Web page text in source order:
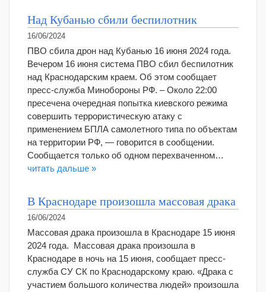
Над Кубанью сбили беспилотник
16/06/2024
ПВО сбила дрон над Кубанью 16 июня 2024 года.
Вечером 16 июня система ПВО сбил беспилотник
над Краснодарским краем. Об этом сообщает
пресс-служба Минобороны РФ. – Около 22:00
пресечена очередная попытка киевского режима
совершить террористическую атаку c
применением БПЛА самолетного типа по объектам
на территории РФ, — говорится в сообщении.
Сообщается только об одном перехваченном…
читать дальше »
В Краснодаре произошла массовая драка
16/06/2024
Массовая драка произошла в Краснодаре 15 июня
2024 года. Массовая драка произошла в
Краснодаре в ночь на 15 июня, сообщает пресс-
служба СУ СК по Краснодарскому краю. «Драка с
участием большого количества людей» произошла